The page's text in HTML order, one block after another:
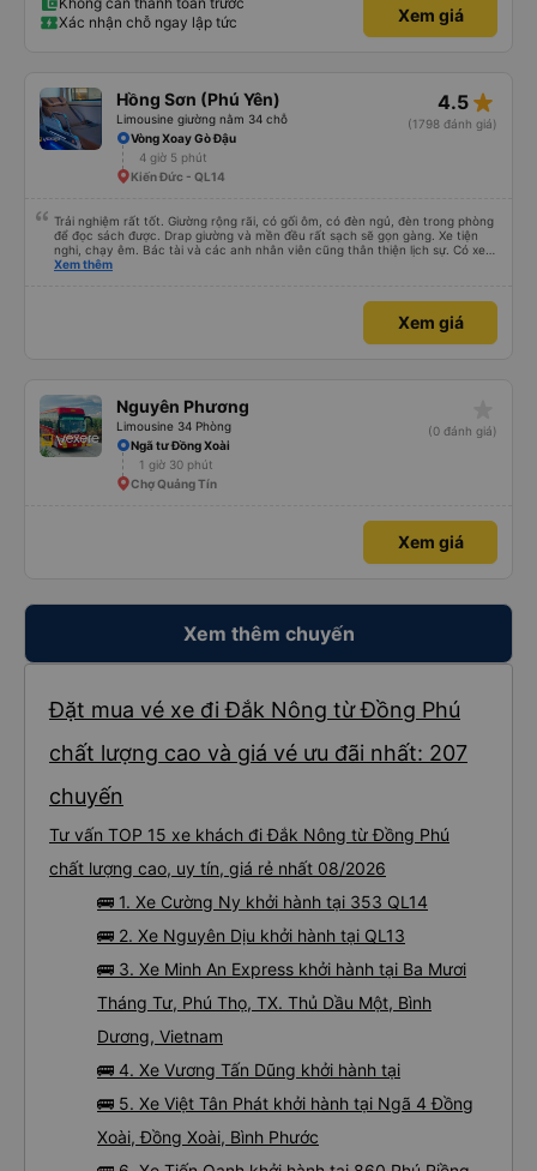
Xác nhận chỗ ngay lập tức
Xem giá
Hồng Sơn (Phú Yên)
Limousine giường nằm 34 chỗ
4.5 star_rate
(1798 đánh giá)
Vòng Xoay Gò Đậu
4 giờ 5 phút
Kiến Đức - QL14
Trải nghiệm rất tốt. Giường rộng rãi, có gối ôm, có đèn ngủ, đèn trong phòng
để đọc sách được. Drap giường và mền đều rất sạch sẽ gọn gàng. Xe tiện
nghi, chạy êm. Bác tài và các anh nhân viên cũng thân thiện lịch sự. Có xe
trung chuyển về nội thành thành phố tuy hoà rất tiện. Giá vé hợp lý. Nói
Xem thêm
Xem giá
Nguyên Phương
Limousine 34 Phòng
(0 đánh giá)
Ngã tư Đồng Xoài
1 giờ 30 phút
Chợ Quảng Tín
Xem giá
Xem thêm chuyến
Đặt mua vé xe đi Đắk Nông từ Đồng Phú
chất lượng cao và giá vé ưu đãi nhất: 207
chuyến
Tư vấn TOP 15 xe khách đi Đắk Nông từ Đồng Phú
chất lượng cao, uy tín, giá rẻ nhất 08/2026
🚌 1. Xe Cường Ny khởi hành tại 353 QL14
🚌 2. Xe Nguyên Dịu khởi hành tại QL13
🚌 3. Xe Minh An Express khởi hành tại Ba Mươi
Tháng Tư, Phú Thọ, TX. Thủ Dầu Một, Bình
Dương, Vietnam
🚌 4. Xe Vương Tấn Dũng khởi hành tại
🚌 5. Xe Việt Tân Phát khởi hành tại Ngã 4 Đồng
Xoài, Đồng Xoài, Bình Phước